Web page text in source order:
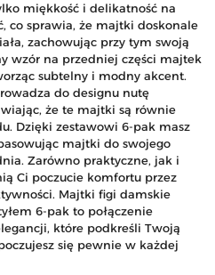
miękkość i delikatność na
co sprawia, że majtki doskonale
zachowując przy tym swoją
wzór na przedniej części majtek
subtelny i modny akcent.
do designu nutę
że te majtki są równie
Dzięki zestawowi 6-pak masz
majtki do swojego
Zarówno praktyczne, jak i
Ci poczucie komfortu przez
Majtki figi damskie
6-pak to połączenie
które podkreśli Twoją
się pewnie w każdej